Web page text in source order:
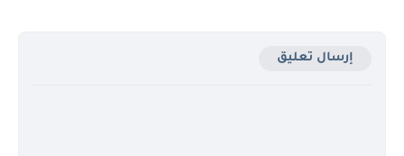
إرسال تعليق